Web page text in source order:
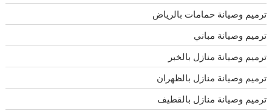
ترميم وصيانة حمامات بالرياض
ترميم وصيانة مباني
ترميم وصيانة منازل بالخبر
ترميم وصيانة منازل بالظهران
ترميم وصيانة منازل بالقطيف